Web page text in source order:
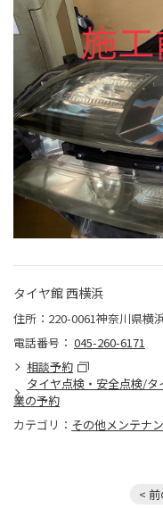
タイヤ館 西横浜
住所：220-0061神奈川県横
電話番号： 045-260-6171
相談予約
タイヤ点検・安全点検/
業の予約
カテゴリ： その他メンテナ
<